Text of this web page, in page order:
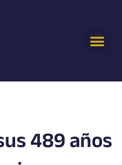
489 años